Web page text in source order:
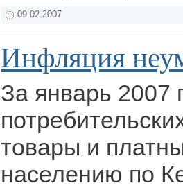
09.02.2007
Инфляция
За январь 2007
товары и
населению по